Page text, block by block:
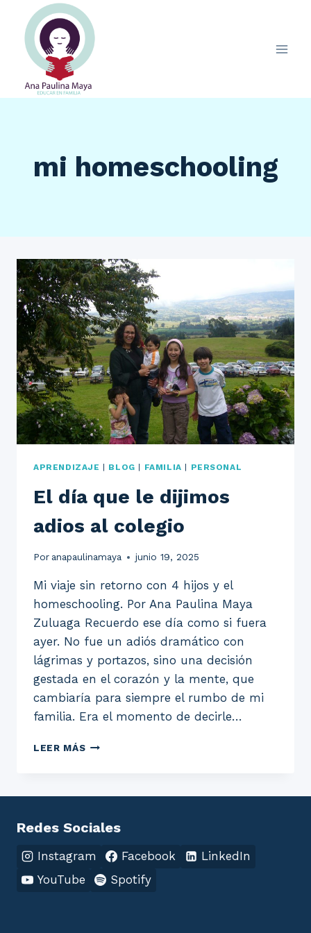
contenido
mi homeschooling
APRENDIZAJE | BLOG | FAMILIA | PERSONAL
El día que le dijimos
adios al colegio
Por anapaulinamaya junio 19, 2025
Mi viaje sin retorno con 4 hijos y el
homeschooling. Por Ana Paulina Maya
Zuluaga Recuerdo ese día como si fuera
ayer. No fue un adiós dramático con
lágrimas y portazos, sino una decisión
gestada en el corazón y la mente, que
cambiaría para siempre el rumbo de mi
familia. Era el momento de decirle…
LEER MÁSEL
AL
Redes Sociales
Instagram Facebook
LinkedIn
YouTube
Spotify